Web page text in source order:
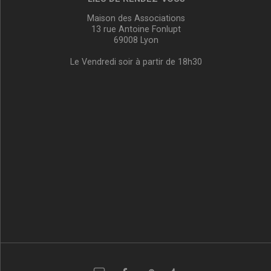
Maison des Associations
13 rue Antoine Fonlupt
69008 Lyon
Le Vendredi soir à partir de 18h30